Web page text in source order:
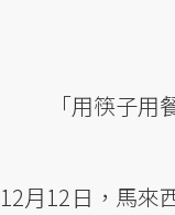
「用筷子用
12月12日，馬來